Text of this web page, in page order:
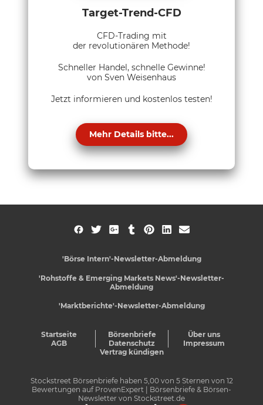
Target-Trend-CFD
CFD-Trading mit
der revolutionären Methode!
Schneller Handel, schnelle Gewinne!
von Sven Weisenhaus
Jetzt informieren und kostenlos testen!
Mehr Details bitte...
'Börse Intern'-Newsletter-Abmeldung
'Rohstoffe & Emerging Markets News'-Newsletter-
Abmeldung
'Marktberichte'-Newsletter-Abmeldung
Startseite Börsenbriefe
Über uns
AGB
Datenschutz
Impressum
Vertrag kündigen
Stockstreet Börsenbriefe haben 5,00von 5Sternen von 12
Bewertungen auf ProvenExpert
| Börsenbriefe & Börsen-
Newsletter von Stockstreet.de